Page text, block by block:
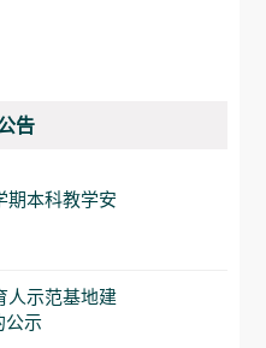
告
期本科教学安
人示范基地建
公示